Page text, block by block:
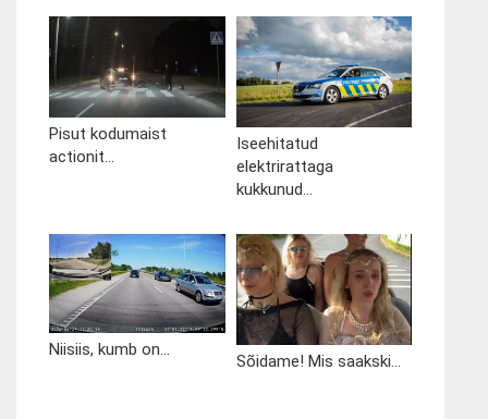
Pisut kodumaist
actionit...
Iseehitatud
elektrirattaga
kukkunud...
Niisiis, kumb on...
Sõidame! Mis saakski...